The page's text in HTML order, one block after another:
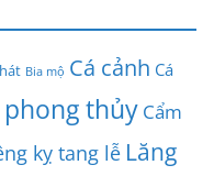
Bia mộ Cá cảnh Cá
phong thủy Cẩm
kỵ tang lễ Lăng